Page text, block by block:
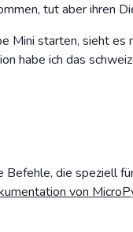
tut aber ihren
Mini starten, sieht es
habe ich das
Befehle, die speziell
von